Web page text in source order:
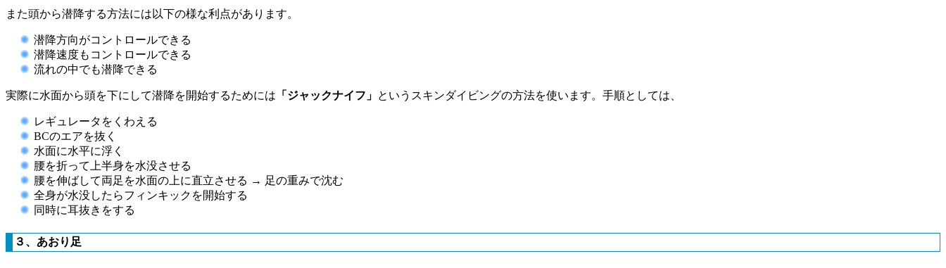
また頭から潜降する方法には以下の様な利点があります。
潜降方向がコントロールできる
潜降速度もコントロールできる
流れの中でも潜降できる
実際に水面から頭を下にして潜降を開始するためには 「ジャックナイフ」 というスキンダイビングの方法を使います。手順としては、
レギュレータをくわえる
BCのエアを抜く
水面に水平に浮く
腰を折って上半身を水没させる
腰を伸ばして両足を水面の上に直立させる → 足の重みで沈む
全身が水没したらフィンキックを開始する
同時に耳抜きをする
３、あおり足